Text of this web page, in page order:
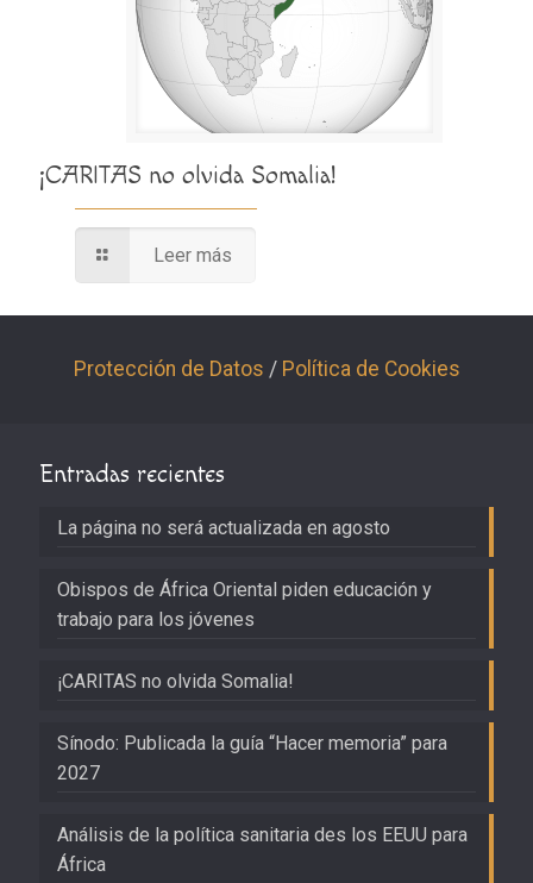
¡CARITAS no olvida Somalia!
Leer más
Protección de Datos / Política de Cookies
Entradas recientes
La página no será actualizada en agosto
Obispos de África Oriental piden educación y
trabajo para los jóvenes
¡CARITAS no olvida Somalia!
Sínodo: Publicada la guía “Hacer memoria” para
2027
Análisis de la política sanitaria des los EEUU para
África